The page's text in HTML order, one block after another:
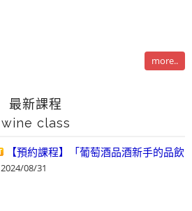
more..
最新課程
wine class
【預約課程】「葡萄酒品酒新手的品飲
2024/08/31